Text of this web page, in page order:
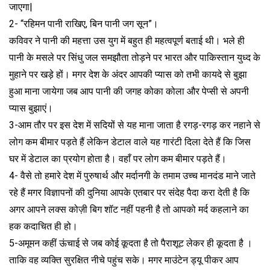
जाएगा|
2- “रहिमन पानी राखिए, बिन पानी जग सून”।
कविवर ने पानी की महत्ता उस युग में बहुत ही महत्वपूर्ण बताई थी। भले ही
पानी के मसले पर सिंधु जल समझौता तोड़ने पर भारत और पाकिस्तान युध्द के
मुहाने पर खड़े हों। मगर देश के अंदर आपकी प्यास को तभी कायदे से बुझा
हुआ माना जायेगा जब आप पानी की जगह कोका कोला और पेप्सी से अपनी
प्यास बुझाएं।
3-आम तौर पर इस देश में सदियों से यह माना जाता है रगड़-रगड़ कर नहाने से
लोग कम बीमार पड़ते हैं लेकिन डेटाल वाले यह गारंटी दिला देते हैं कि जिस
घर में डेटाल का प्रयोग होता है। वहाँ पर लोग कम बीमार पड़ते हैं।
4- वैसे तो हमारे देश में पुरुषार्थ और मर्दानगी के तमाम उच्च मानदंड माने जाते
रहे हैं मगर विज्ञापनों की दुनिया आपके एतबार पर संदेह पैदा करा देती है कि
अगर आपने लक्स कोज़ी बिग शॉट नहीं पहनी है तो आपको मर्द कहलाने का
हक कदाचित ही हो।
5-अमूमन कहीं ऊंचाई से जब कोई कूदता है तो पैराशूट लेकर ही कूदता है ।
ताकि वह व्यक्ति सुरक्षित नीचे पहुंच सके। मगर माउंटेन ड्यू पीकर आप